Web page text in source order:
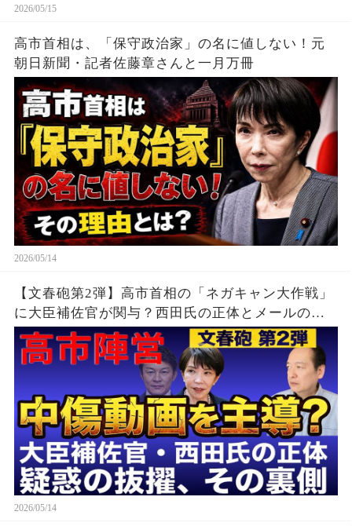
2026/05/15
高市首相は、「保守政治家」の名に値しない！元
朝日新聞・記者佐藤章さんと一月万冊
2026/05/14
【文春砲第2弾】高市首相の「ネガキャン大作戦」
に大臣補佐官が関与？西田氏の正体とメールの衝
撃内容
2026/05/14